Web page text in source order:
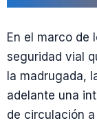
En el marco de
seguridad vial
la madrugada,
adelante una
de circulación